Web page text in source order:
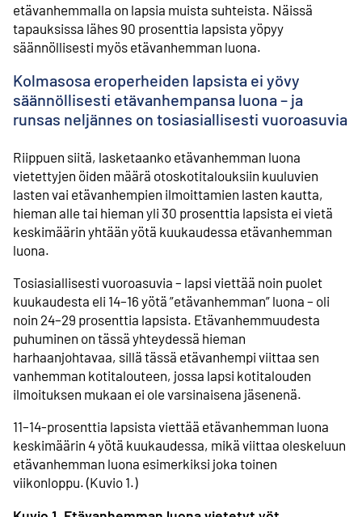
etävanhemmalla on lapsia muista suhteista. Näissä
tapauksissa lähes 90 prosenttia lapsista yöpyy
säännöllisesti myös etävanhemman luona.
Kolmasosa eroperheiden lapsista ei yövy
säännöllisesti etävanhempansa luona – ja
runsas neljännes on tosiasiallisesti vuoroasuvia
Riippuen siitä, lasketaanko etävanhemman luona
vietettyjen öiden määrä otoskotitalouksiin kuuluvien
lasten vai etävanhempien ilmoittamien lasten kautta,
hieman alle tai hieman yli 30 prosenttia lapsista ei vietä
keskimäärin yhtään yötä kuukaudessa etävanhemman
luona.
Tosiasiallisesti vuoroasuvia – lapsi viettää noin puolet
kuukaudesta eli 14–16 yötä ”etävanhemman” luona – oli
noin 24–29 prosenttia lapsista. Etävanhemmuudesta
puhuminen on tässä yhteydessä hieman
harhaanjohtavaa, sillä tässä etävanhempi viittaa sen
vanhemman kotitalouteen, jossa lapsi kotitalouden
ilmoituksen mukaan ei ole varsinaisena jäsenenä.
11–14-prosenttia lapsista viettää etävanhemman luona
keskimäärin 4 yötä kuukaudessa, mikä viittaa oleskeluun
etävanhemman luona esimerkiksi joka toinen
viikonloppu. (Kuvio 1.)